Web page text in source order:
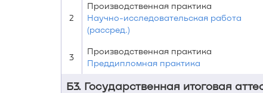
2
Производственная практика
Научно-исследовательская работа
(рассред.)
3
Производственная практика
Преддипломная практика
Б3. Государственная итоговая